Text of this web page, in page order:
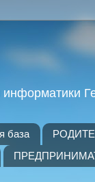
информатики
база